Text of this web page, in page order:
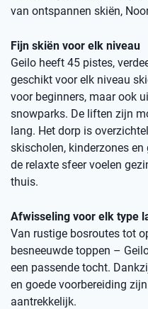
van ontspannen skiën,
Fijn skiën voor elk niveau
Geilo heeft 45 pistes,
geschikt voor elk niveau
voor beginners, maar ook
snowparks. De liften zijn
lang. Het dorp is
skischolen, kinderzones
de relaxte sfeer voelen
thuis.
Afwisseling voor elk type
Van rustige bosroutes tot
besneeuwde toppen –
een passende tocht.
en goede voorbereiding
aantrekkelijk.